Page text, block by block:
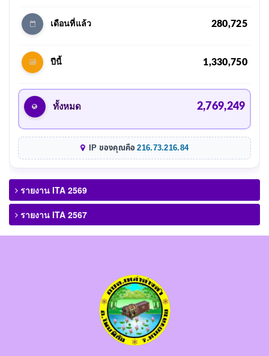
เดือนที่แล้ว 280,725
ปีนี้ 1,330,750
ทั้งหมด 2,769,249
IP ของคุณคือ216.73.216.84
รายงาน ITA 2569
รายงาน ITA 2567